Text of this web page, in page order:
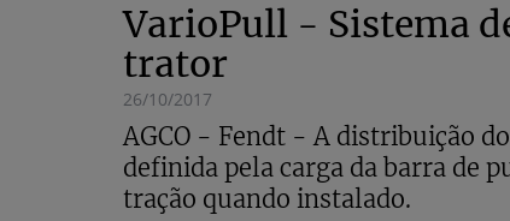
VarioPull - Sistema
trator
26/10/2017
AGCO - Fendt - A distribuição
definida pela carga da barra de
tração quando instalado.